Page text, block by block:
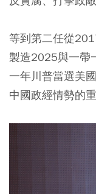
等到第二任從
製造2025與一帶
一年川普當選美
中國政經情勢的